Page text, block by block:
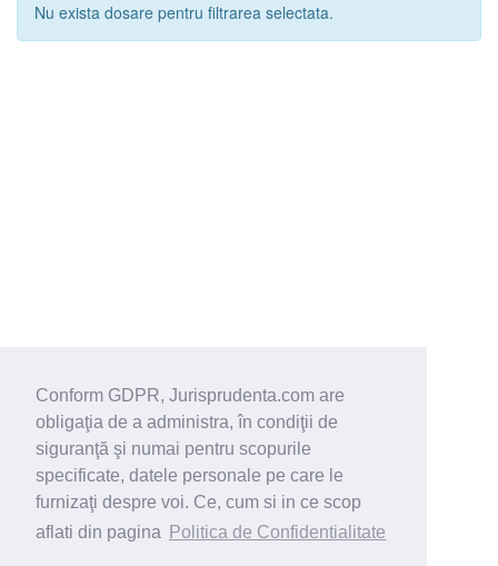
Conform GDPR, Jurisprudenta.com are
obligaţia de a administra, în condiţii de
siguranţă şi numai pentru scopurile
specificate, datele personale pe care le
furnizaţi despre voi. Ce, cum si in ce scop
aflati din pagina
Politica de Confidentialitate
Nu exista dosare pentru filtrarea selectata.